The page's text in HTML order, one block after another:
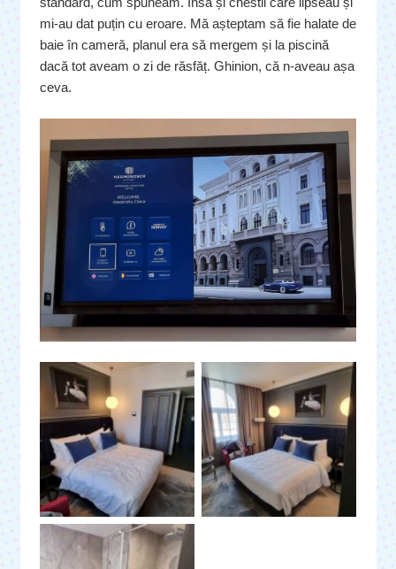
mi-au dat puțin cu eroare. Mă așteptam să fie halate de
baie în cameră, planul era să mergem și la piscină
dacă tot aveam o zi de răsfăț. Ghinion, că n-aveau așa
ceva.